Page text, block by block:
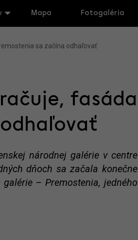
Mapa Fotogaléria
sa začína odhaľovať
fasáda
národnej galérie v centre
dňoch sa začala konečne
– Premostenia, jedného